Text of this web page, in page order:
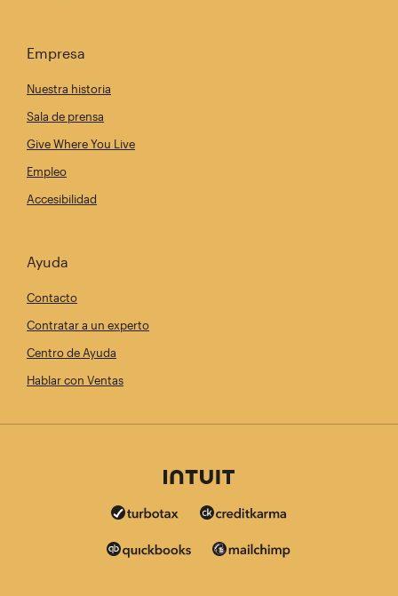
Empresa
Nuestra historia
Sala de prensa
Give Where You Live
Empleo
Accesibilidad
Ayuda
Contacto
Contratar a un experto
Centro de Ayuda
Hablar con Ventas